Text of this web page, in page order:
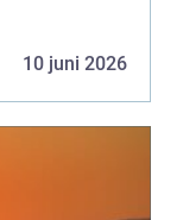
10 juni 2026